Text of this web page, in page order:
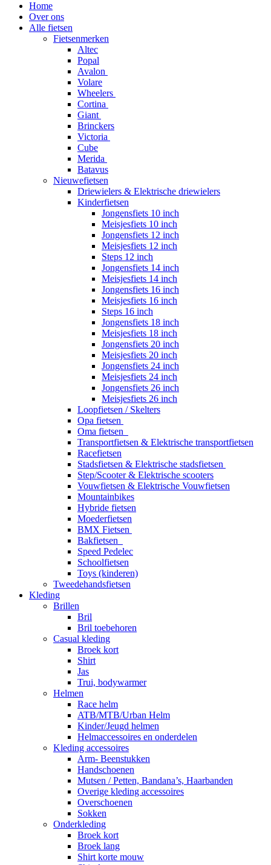
Home
Over ons
Alle fietsen
Fietsenmerken
Altec
Popal
Avalon
Volare
Wheelers
Cortina
Giant
Brinckers
Victoria
Cube
Merida
Batavus
Nieuwefietsen
Driewielers & Elektrische driewielers
Kinderfietsen
Jongensfiets 10 inch
Meisjesfiets 10 inch
Jongensfiets 12 inch
Meisjesfiets 12 inch
Steps 12 inch
Jongensfiets 14 inch
Meisjesfiets 14 inch
Jongensfiets 16 inch
Meisjesfiets 16 inch
Steps 16 inch
Jongensfiets 18 inch
Meisjesfiets 18 inch
Jongensfiets 20 inch
Meisjesfiets 20 inch
Jongensfiets 24 inch
Meisjesfiets 24 inch
Jongensfiets 26 inch
Meisjesfiets 26 inch
Loopfietsen / Skelters
Opa fietsen
Oma fietsen
Transportfietsen & Elektrische transportfietsen
Racefietsen
Stadsfietsen & Elektrische stadsfietsen
Step/Scooter & Elektrische scooters
Vouwfietsen & Elektrische Vouwfietsen
Mountainbikes
Hybride fietsen
Moederfietsen
BMX Fietsen
Bakfietsen
Speed Pedelec
Schoolfietsen
Toys (kinderen)
Tweedehandsfietsen
Kleding
Brillen
Bril
Bril toebehoren
Casual kleding
Broek kort
Shirt
Jas
Trui, bodywarmer
Helmen
Race helm
ATB/MTB/Urban Helm
Kinder/Jeugd helmen
Helmaccessoires en onderdelen
Kleding accessoires
Arm- Beenstukken
Handschoenen
Mutsen / Petten, Bandana’s, Haarbanden
Overige kleding accessoires
Overschoenen
Sokken
Onderkleding
Broek kort
Broek lang
Shirt korte mouw